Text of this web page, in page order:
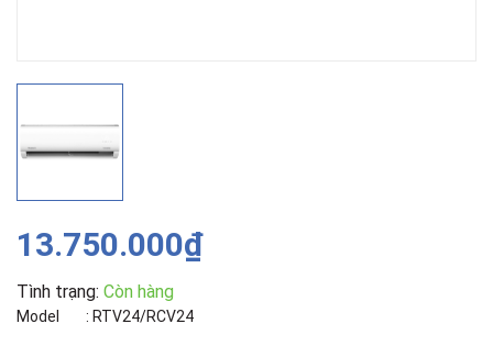
13.750.000₫
Tình trạng: Còn hàng
Model : RTV24/RCV24